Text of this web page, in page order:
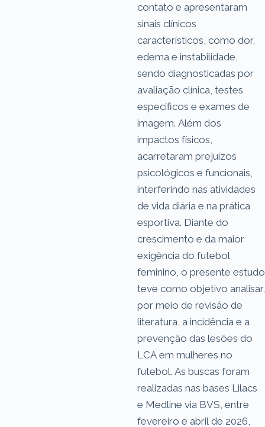
contato e apresentaram
sinais clínicos
característicos, como dor,
edema e instabilidade,
sendo diagnosticadas por
avaliação clínica, testes
específicos e exames de
imagem. Além dos
impactos físicos,
acarretaram prejuízos
psicológicos e funcionais,
interferindo nas atividades
de vida diária e na prática
esportiva. Diante do
crescimento e da maior
exigência do futebol
feminino, o presente estudo
teve como objetivo analisar,
por meio de revisão de
literatura, a incidência e a
prevenção das lesões do
LCA em mulheres no
futebol. As buscas foram
realizadas nas bases Lilacs
e Medline via BVS, entre
fevereiro e abril de 2026,